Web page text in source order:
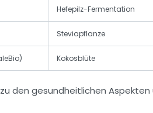
Hefepilz-Fermentation
Steviapflanze
Kokosblüte
den gesundheitlichen